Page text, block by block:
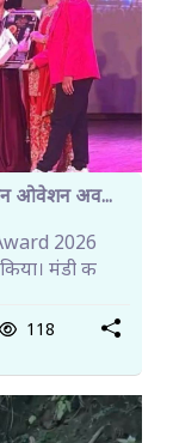
ओवेशन अव...
2026
मंडी क
118